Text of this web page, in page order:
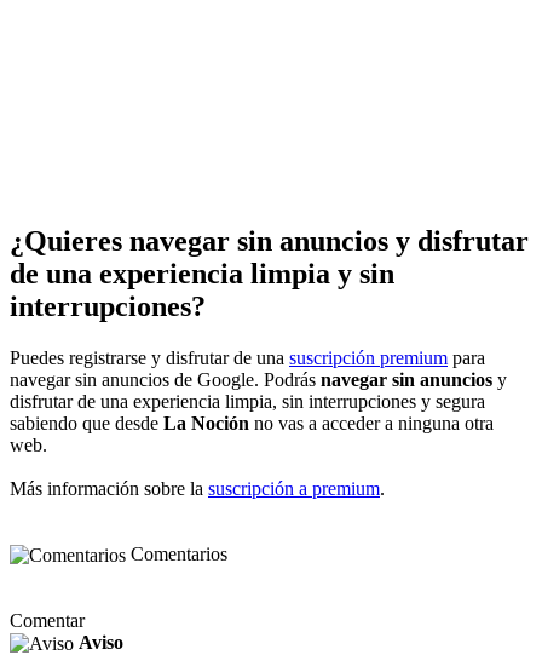
¿Quieres navegar sin anuncios y disfrutar
de una experiencia limpia y sin
interrupciones?
Puedes registrarse y disfrutar de una suscripción premium para
navegar sin anuncios de Google. Podrás navegar sin anuncios y
disfrutar de una experiencia limpia, sin interrupciones y segura
sabiendo que desde La Noción no vas a acceder a ninguna otra
web.
Más información sobre la suscripción a premium.
Comentarios
Comentar
Aviso